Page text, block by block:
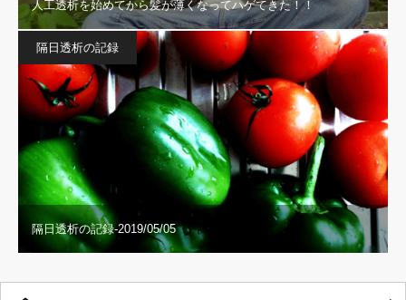
人工透析を始めてから髪が薄くなってハゲてきた！！
隔日透析の記録
隔日透析の記録-2019/05/05